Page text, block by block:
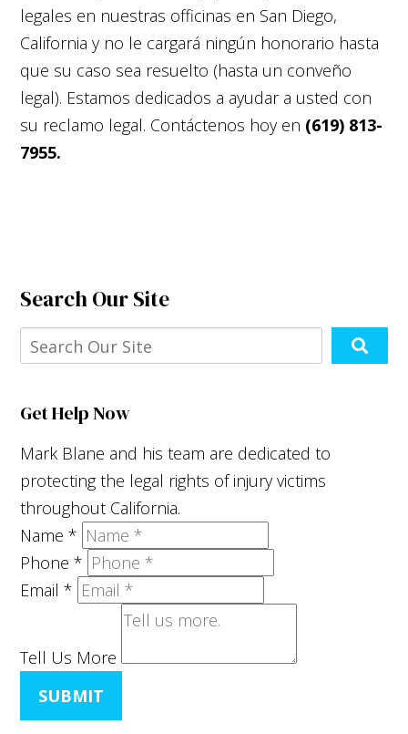
legales en nuestras officinas en San Diego,
California y no le cargará ningún honorario hasta
que su caso sea resuelto (hasta un conveño
legal). Estamos dedicados a ayudar a usted con
su reclamo legal. Contáctenos hoy en (619) 813-
7955.
Search Our Site
Get Help Now
Mark Blane and his team are dedicated to
protecting the legal rights of injury victims
throughout California.
Name*
Phone*
Email*
Tell Us More
SUBMIT